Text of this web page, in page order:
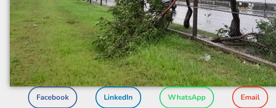
Facebook LinkedIn WhatsApp Email